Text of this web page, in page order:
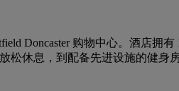
Doncaster 购物中心。酒店拥
休息，到配备先进设施的健身